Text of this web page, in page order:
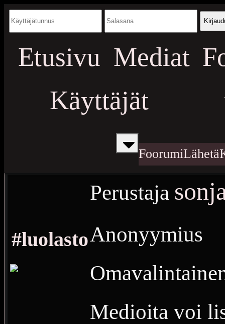
Etusivu Mediat
Käyttäjät
FoorumiLähetä
#luolasto
Perustaja
Anonyymius
Medioita voi